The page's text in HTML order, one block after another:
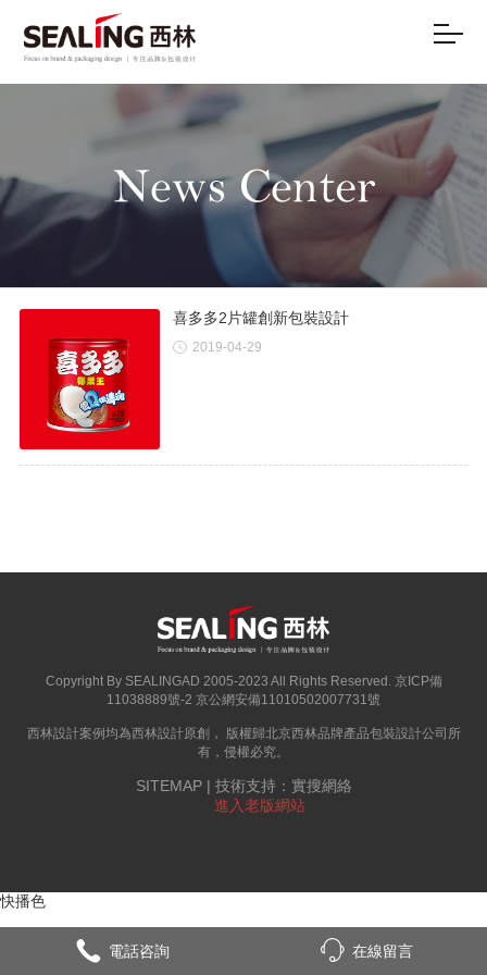
喜多多2片罐創新包裝設計
2019-04-29
Copyright By SEALINGAD 2005-2023 All Rights Reserved. 京ICP備
11038889號-2 京公網安備11010502007731號
西林設計案例均為西林設計原創， 版權歸北京西林品牌產品包裝設計公司 所
有，侵權必究。
SITEMAP| 技術支持： 實搜網絡
進入老版網站
電話咨詢 在線留言
快播色